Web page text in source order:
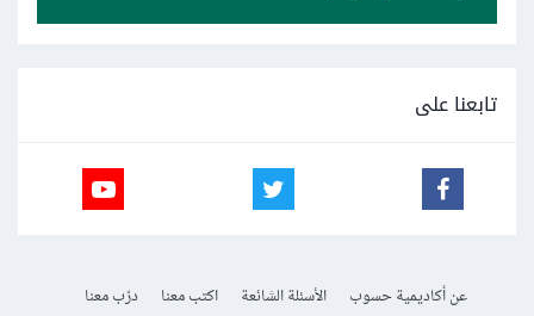
تابعنا على
عن أكاديمية حسوب الأسئلة الشائعة اكتب معنا
درّب معنا